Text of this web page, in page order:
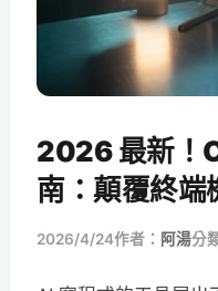
2026 最新！
南：顛覆終端
2026/4/24作者： 阿湯分